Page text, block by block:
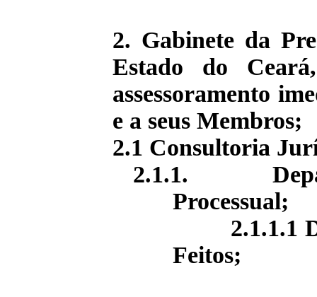
2. Gabinete da
Estado do
assessoramento
e a seus Membros;
2.1 Consultoria
2.1.1.
Processual;
2.1.1.1
Feitos;